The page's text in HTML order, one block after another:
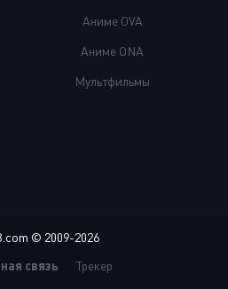
Аниме OVA
Аниме ONA
Мультфильмы
© 2009-2026
связь
Трекер